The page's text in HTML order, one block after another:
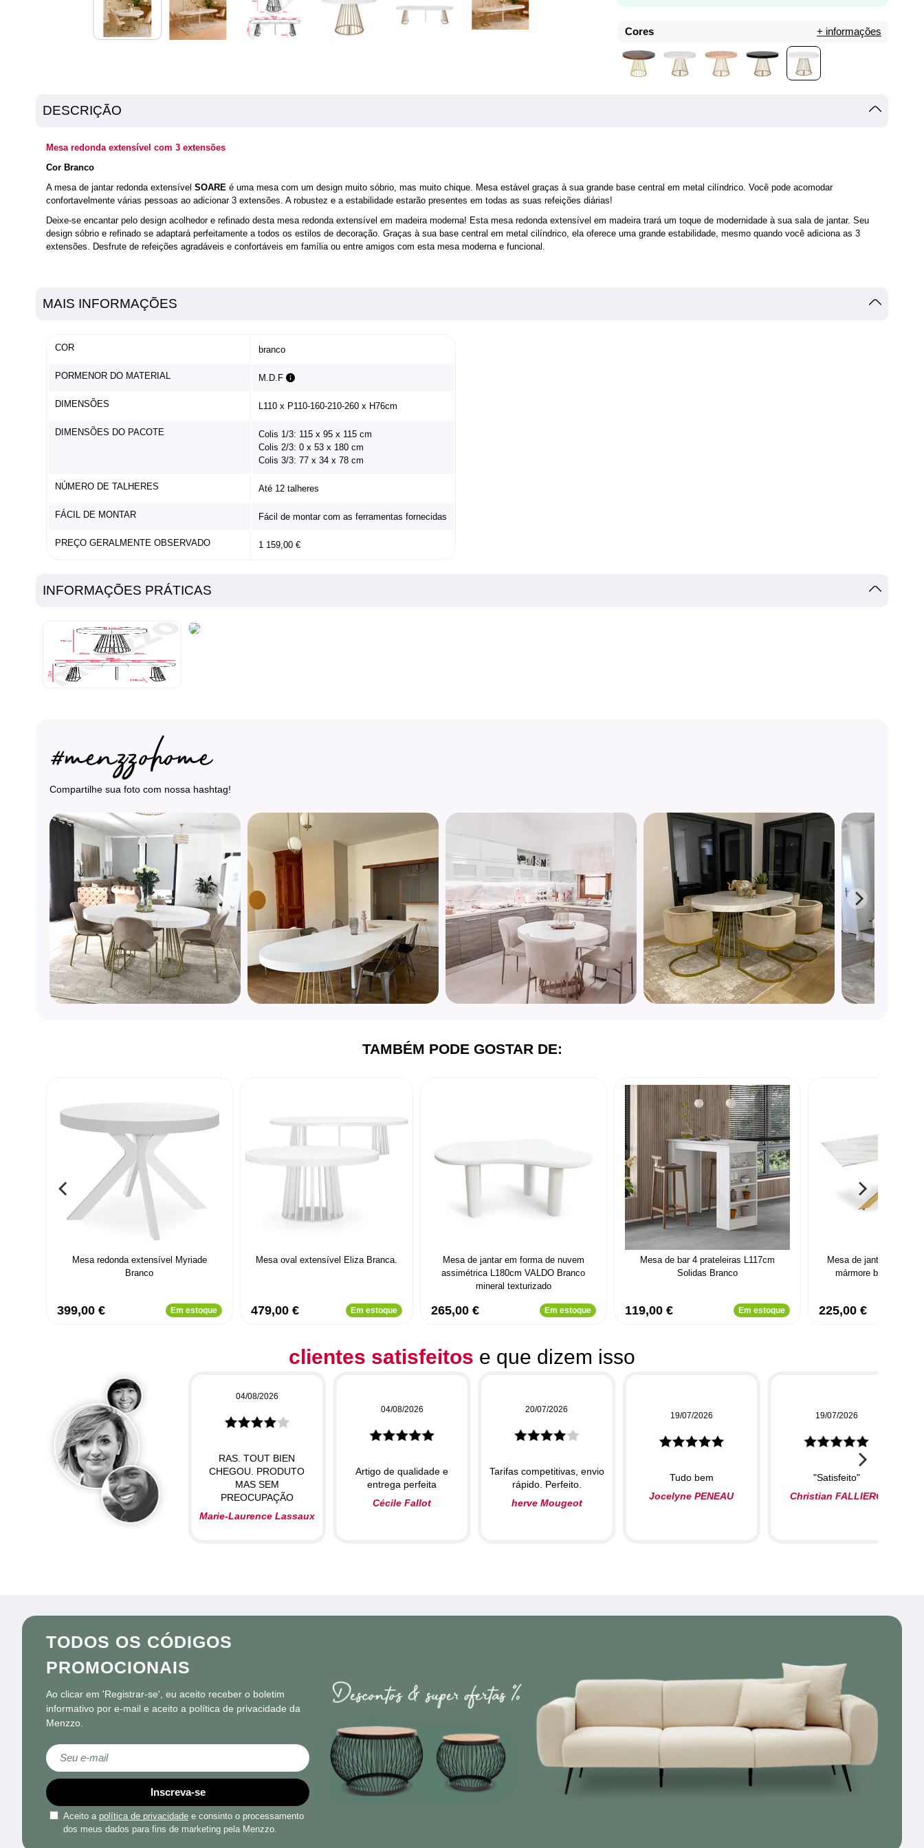
Cores + informações
DESCRIÇÃO
Mesa redonda extensível com 3 extensões
Cor Branco
A mesa de jantar redonda extensível SOARE é uma mesa com um design muito sóbrio, mas muito chique. Mesa estável graças à sua grande base central em metal cilíndrico. Você pode acomodar
confortavelmente várias pessoas ao adicionar 3 extensões. A robustez e a estabilidade estarão presentes em todas as suas refeições diárias!
Deixe-se encantar pelo design acolhedor e refinado desta mesa redonda extensível em madeira moderna! Esta mesa redonda extensível em madeira trará um toque de modernidade à sua sala de jantar. Seu
design sóbrio e refinado se adaptará perfeitamente a todos os estilos de decoração. Graças à sua base central em metal cilíndrico, ela oferece uma grande estabilidade, mesmo quando você adiciona as 3
extensões. Desfrute de refeições agradáveis e confortáveis em família ou entre amigos com esta mesa moderna e funcional.
MAIS INFORMAÇÕES
COR branco
PORMENOR DO MATERIAL M.D.F
DIMENSÕES L110 x P110-160-210-260 x H76cm
DIMENSÕES DO PACOTE
Colis 1/3: 115 x 95 x 115 cm
Colis 2/3: 0 x 53 x 180 cm
Colis 3/3: 77 x 34 x 78 cm
NÚMERO DE TALHERES Até 12 talheres
FÁCIL DE MONTAR Fácil de montar com as ferramentas fornecidas
PREÇO GERALMENTE OBSERVADO 1 159,00 €
INFORMAÇÕES PRÁTICAS
Compartilhe sua foto com nossa hashtag!
TAMBÉM PODE GOSTAR DE:
Mesa redonda extensível Myriade
Branco
399,00 € Em estoque
Mesa oval extensível Eliza Branca.
479,00 € Em estoque
Mesa de jantar em forma de nuvem
assimétrica L180cm VALDO Branco
mineral texturizado
265,00 € Em estoque
Mesa de bar 4 prateleiras L117cm
Solidas Branco
119,00 € Em estoque
Mesa de jantar Naelle
mármore branco e
225,00 €
clientes satisfeitos e que dizem isso
04/08/2026
RAS. TOUT BIEN
CHEGOU. PRODUTO
MAS SEM
PREOCUPAÇÃO
Marie-Laurence Lassaux
04/08/2026
Artigo de qualidade e
entrega perfeita
Cécile Fallot
20/07/2026
Tarifas competitivas, envio
rápido. Perfeito.
herve Mougeot
19/07/2026
Tudo bem
Jocelyne PENEAU
19/07/2026
"Satisfeito"
Christian FALLIERO
TODOS OS CÓDIGOS
PROMOCIONAIS
Ao clicar em 'Registrar-se', eu aceito receber o boletim
informativo por e-mail e aceito a política de privacidade da
Menzzo.
Subscreva a nossa Newsletter:
Inscreva-se
Aceito a política de privacidade e consinto o processamento
dos meus dados para fins de marketing pela Menzzo.